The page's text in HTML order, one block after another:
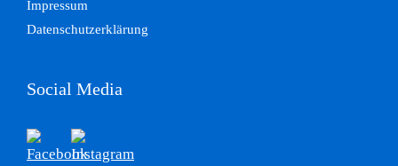
Impressum
Datenschutzerklärung
Social Media